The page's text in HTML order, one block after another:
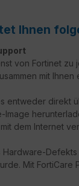
Ihnen
von Fortinet
mit
entweder direkt
Image
dem Internet
Hardware-
Mit FortiCare